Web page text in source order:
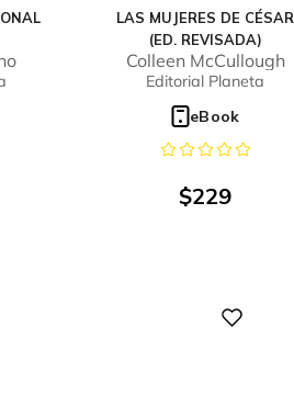
LAS MUJERES DE CÉSAR
(ED. REVISADA)
Colleen McCullough
Editorial Planeta
eBook
$229